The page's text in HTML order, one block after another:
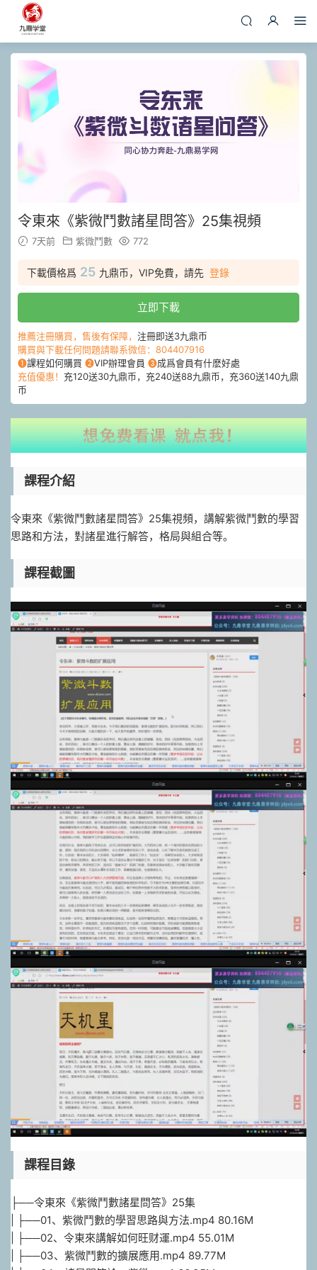
令東來《紫微鬥數諸星問答》25集視頻
7天前 紫微鬥數 772
下載價格爲 25 九鼎币，VIP免費，請先 登錄
立即下載
推薦注冊購買，售後有保障， 注冊即送3九鼎币
購買與下載任何問題請聯系微信：804407916
❶課程如何購買 ❷VIP辦理會員 ❸成爲會員有什麽好處
充值優惠！ 充120送30九鼎币，充240送88九鼎币，充360送140九鼎
币
課程介紹
令東來《紫微鬥數諸星問答》25集視頻，講解紫微鬥數的學習
思路和方法，對諸星進行解答，格局與組合等。
課程截圖
課程目錄
├──令東來《紫微鬥數諸星問答》25集
| ├──01、紫微鬥數的學習思路與方法.mp4 80.16M
| ├──02、令東來講解如何旺财運.mp4 55.01M
| ├──03、紫微鬥數的擴展應用.mp4 89.77M